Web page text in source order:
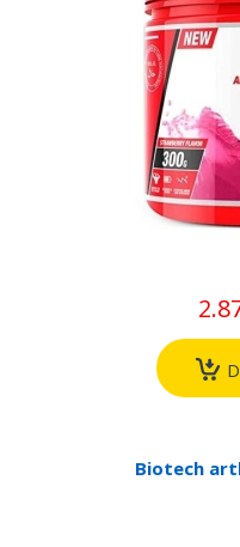
Biotech